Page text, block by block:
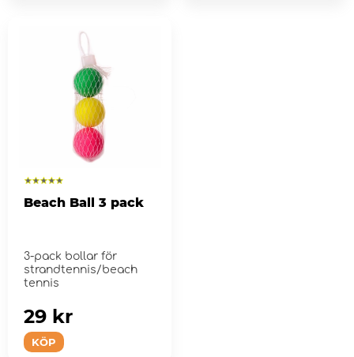
Beach Ball 3 pack
3-pack bollar för
strandtennis/beach
tennis
KÖP
29 kr